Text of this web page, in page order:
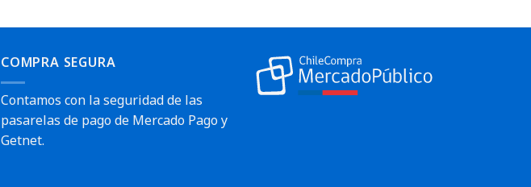
COMPRA SEGURA
Contamos con la seguridad de las
pasarelas de pago de Mercado Pago y
Getnet.